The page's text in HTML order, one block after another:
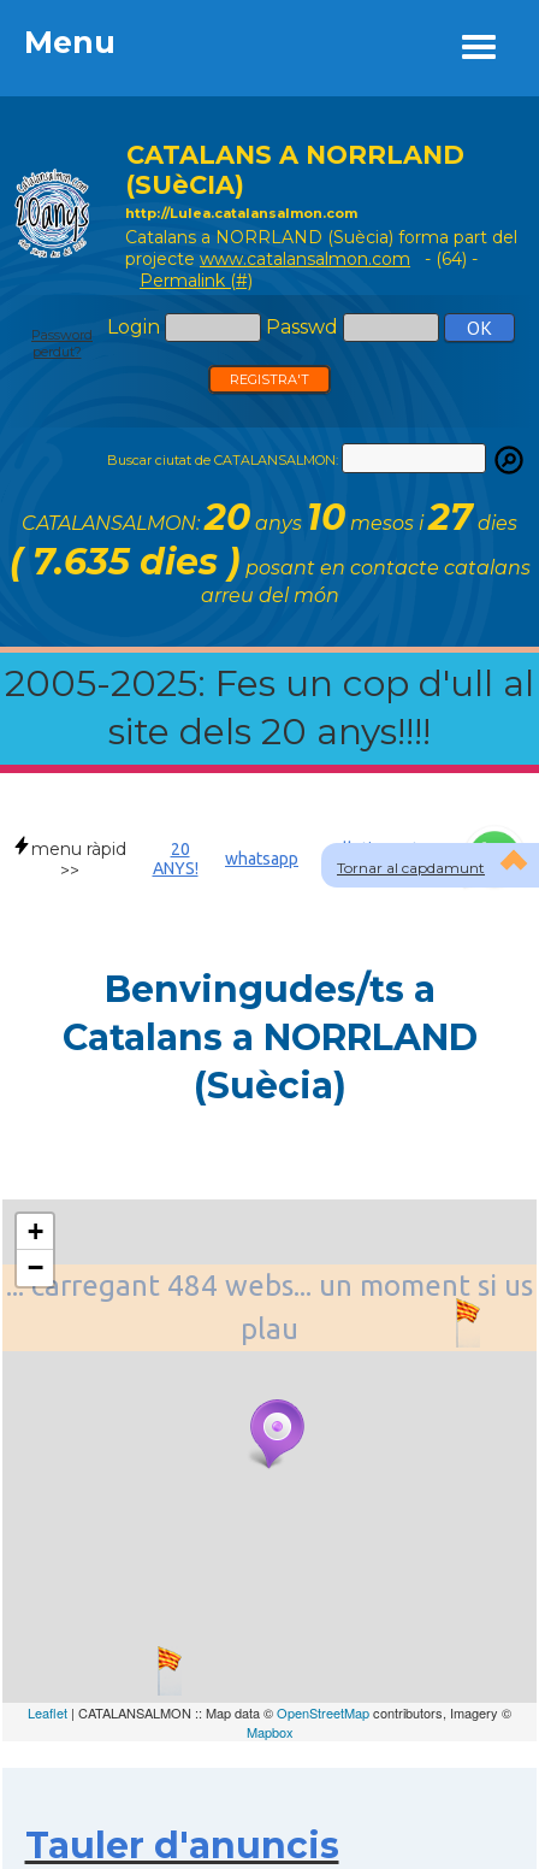
Menu
CATALANS A NORRLAND
(SUèCIA)
http://Lulea.catalansalmon.com
Catalans a NORRLAND (Suècia) forma part del
projecte www.catalansalmon.com - (64) -
Permalink (#)
Login Passwd
Password
perdut?
REGISTRA'T
Buscar ciutat de CATALANSALMON:
CATALANSALMON:20 anys 10 mesos i27 dies
( 7.635 dies ) posant en contacte catalans
arreu del món
2005-2025: Fes un cop d'ull al
site dels 20 anys!!!!
Menu
Tornar al capdamunt
menu ràpid
>>
20
ANYS!
whatsapp
Allotjament a
SWE
Benvingudes/ts a
Catalans a NORRLAND
(Suècia)
... carregant 484 webs... un moment si us
plau
+
−
Leaflet | CATALANSALMON :: Map data ©OpenStreetMapcontributors, Imagery ©
Mapbox
Tauler d'anuncis